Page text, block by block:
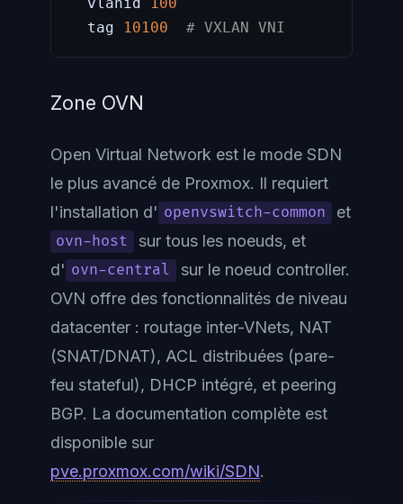
  tag
10100 # VXLAN VNI
Zone OVN
Open Virtual Network est le mode SDN
le plus avancé de Proxmox. Il requiert
l'installation d' openvswitch-common et
ovn-host
sur tous les noeuds, et
d' ovn-central
sur le noeud controller.
OVN offre des fonctionnalités de niveau
datacenter : routage inter-VNets, NAT
(SNAT/DNAT), ACL distribuées (pare-
feu stateful), DHCP intégré, et peering
BGP. La documentation complète est
disponible sur
pve.proxmox.com/wiki/SDN.